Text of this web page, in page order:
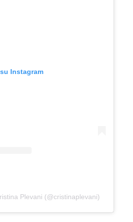
Instagram
Plevani (@cristinaplevani)